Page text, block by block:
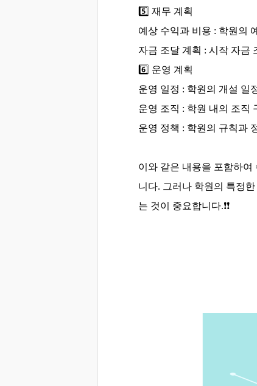
5️⃣ 재무 계획
예상 수익과 비용 : 학원의
자금 조달 계획 : 시작 자금
6️⃣ 운영 계획
운영 일정 : 학원의 개설 일
운영 조직 : 학원 내의 조직
운영 정책 : 학원의 규칙과
이와 같은 내용을 포함하
니다. 그러나 학원의 특정
는 것이 중요합니다.❗❗